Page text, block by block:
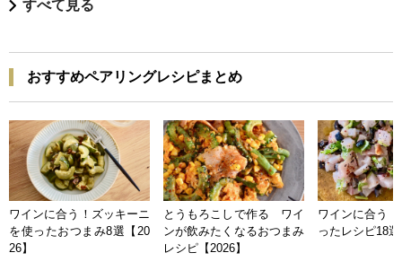
すべて見る
おすすめペアリングレシピまとめ
ワインに合う！ズッキーニ
を使ったおつまみ8選【20
26】
とうもろこしで作る ワイ
ンが飲みたくなるおつまみ
レシピ【2026】
ワインに合う
ったレシピ18